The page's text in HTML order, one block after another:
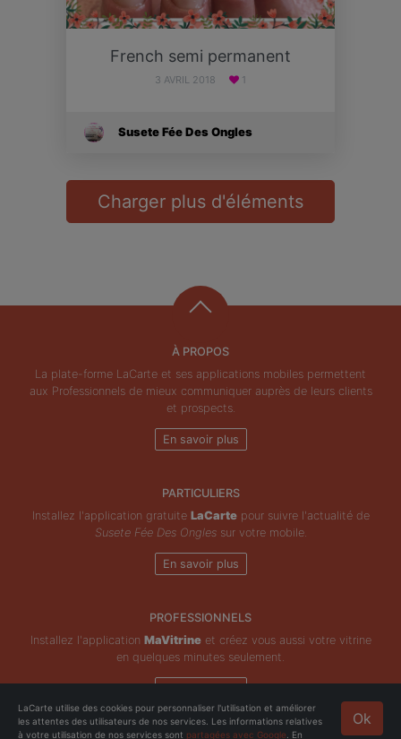
French semi permanent
3 AVRIL 2018 1
Susete Fée Des Ongles
Charger plus d'éléments
À PROPOS
La plate-forme LaCarte et ses applications mobiles permettent
aux Professionnels de mieux communiquer auprès de leurs clients
et prospects.
En savoir plus
PARTICULIERS
Installez l'application gratuite LaCartepour suivre l'actualité de
Susete Fée Des Onglessur votre mobile.
En savoir plus
PROFESSIONNELS
Installez l'application MaVitrineet créez vous aussi votre vitrine
en quelques minutes seulement.
En savoir plus
Copyright © ZeMAP 2026 - Tous droits réservés. Ok
LaCarte utilise des cookies pour personnaliser l'utilisation et améliorer
les attentes des utilisateurs de nos services. Les informations relatives
à votre utilisation de nos services sont partagées avec Google . En